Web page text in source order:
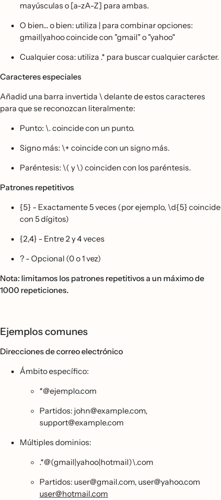
mayúsculas o [a-zA-Z] para ambas.
O bien... o bien: utiliza | para combinar opciones:
gmail|yahoo coincide con "gmail" o "yahoo"
Cualquier cosa: utiliza .* para buscar cualquier carácter.
Caracteres especiales
Añadid una barra invertida \ delante de estos caracteres
para que se reconozcan literalmente:
Punto: \. coincide con un punto.
Signo más: \+ coincide con un signo más.
Paréntesis: \( y \) coinciden con los paréntesis.
Patrones repetitivos
{5} - Exactamente 5 veces (por ejemplo, \d{5} coincide
con 5 dígitos)
{2,4} - Entre 2 y 4 veces
? - Opcional (0 o 1 vez)
Nota: limitamos los patrones repetitivos a un máximo de
1000 repeticiones.
Ejemplos comunes
Direcciones de correo electrónico
Ámbito específico:
*@ejemplo.com
Partidos: john@example.com,
support@example.com
Múltiples dominios:
.*@(gmail|yahoo|hotmail)\.com
Partidos: user@gmail.com, user@yahoo.com
user@hotmail.com